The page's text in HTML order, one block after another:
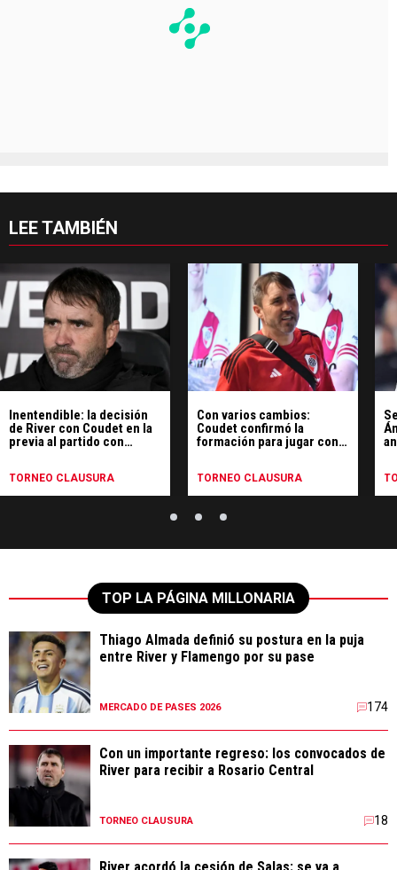
LEE TAMBIÉN
Inentendible: la decisión
de River con Coudet en la
previa al partido con
TORNEO CLAUSURA
Con varios cambios:
Coudet confirmó la
formación para jugar con
TORNEO CLAUSURA
TOP LA PÁGINA MILLONARIA
Thiago Almada definió su postura en la puja
entre River y Flamengo por su pase
MERCADO DE PASES 2026 174
Con un importante regreso: los convocados de
River para recibir a Rosario Central
TORNEO CLAUSURA 18
River acordó la cesión de Salas: se va a